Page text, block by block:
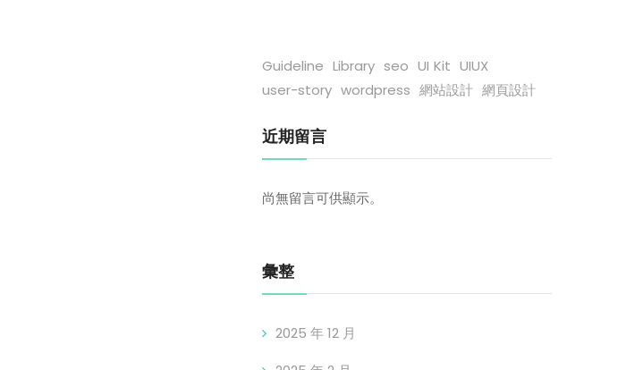
Guideline Library seo UI Kit UIUX
user-story wordpress 網站設計 網頁設計
近期留言
尚無留言可供顯示。
彙整
2025 年 12 月